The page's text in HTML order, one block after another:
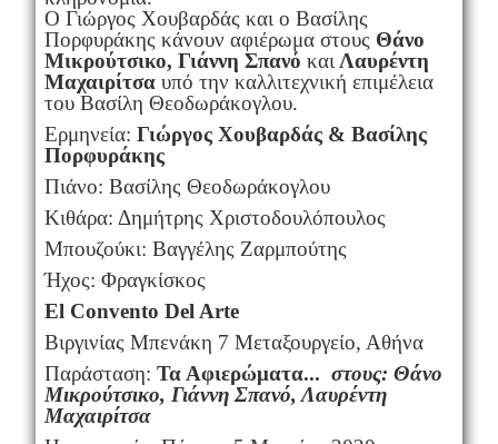
Ο Γιώργος Χουβαρδάς και ο Βασίλης
Πορφυράκης κάνουν αφιέρωμα στους Θάνο
Μικρούτσικο, Γιάννη Σπανό και Λαυρέντη
Μαχαιρίτσαυπό την καλλιτεχνική επιμέλεια
του Βασίλη Θεοδωράκογλου.
Ερμηνεία: Γιώργος Χουβαρδάς & Βασίλης
Πορφυράκης
Πιάνο: Βασίλης Θεοδωράκογλου
Κιθάρα: Δημήτρης Χριστοδουλόπουλος
Μπουζούκι: Βαγγέλης Ζαρμπούτης
Ήχος: Φραγκίσκος
El Convento Del Arte
Βιργινίας Μπενάκη 7 Μεταξουργείο, Αθήνα
Παράσταση: Τα Αφιερώματα... στους: Θάνο
Μικρούτσικο, Γιάννη Σπανό, Λαυρέντη
Μαχαιρίτσα